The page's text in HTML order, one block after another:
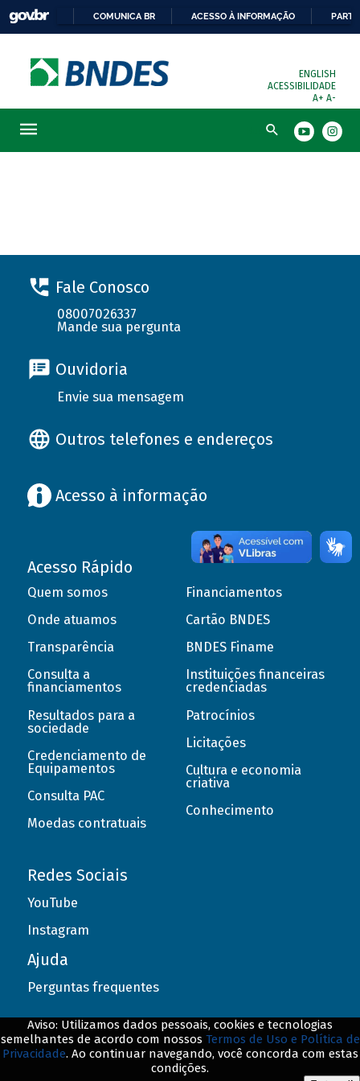
COMUNICA BR ACESSO À INFORMAÇÃO
ENGLISH
ACESSIBILIDADE
A+ A-
Busca
Fale Conosco
08007026337
Mande sua pergunta
Ouvidoria
Envie sua mensagem
Outros telefones e endereços
Acesso à informação
Acesso Rápido
Quem somos
Onde atuamos
Transparência
Consulta a
financiamentos
Resultados para a
sociedade
Credenciamento de
Equipamentos
Consulta PAC
Moedas contratuais
Financiamentos
Cartão BNDES
BNDES Finame
Instituições financeiras
credenciadas
Patrocínios
Licitações
Cultura e economia
criativa
Conhecimento
Redes Sociais
YouTube
Instagram
Ajuda
Perguntas frequentes
© BNDES. Todos os direitos reservados
Aviso: Utilizamos dados pessoais, cookies e tecnologias
semelhantes de acordo com nossos Termos de Uso e Política de
Privacidade. Ao continuar navegando, você concorda com estas
condições.